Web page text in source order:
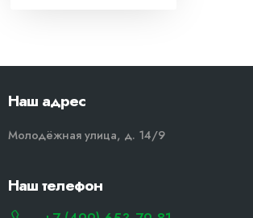
Наш адрес
Молодёжная улица, д. 14/9
Наш телефон